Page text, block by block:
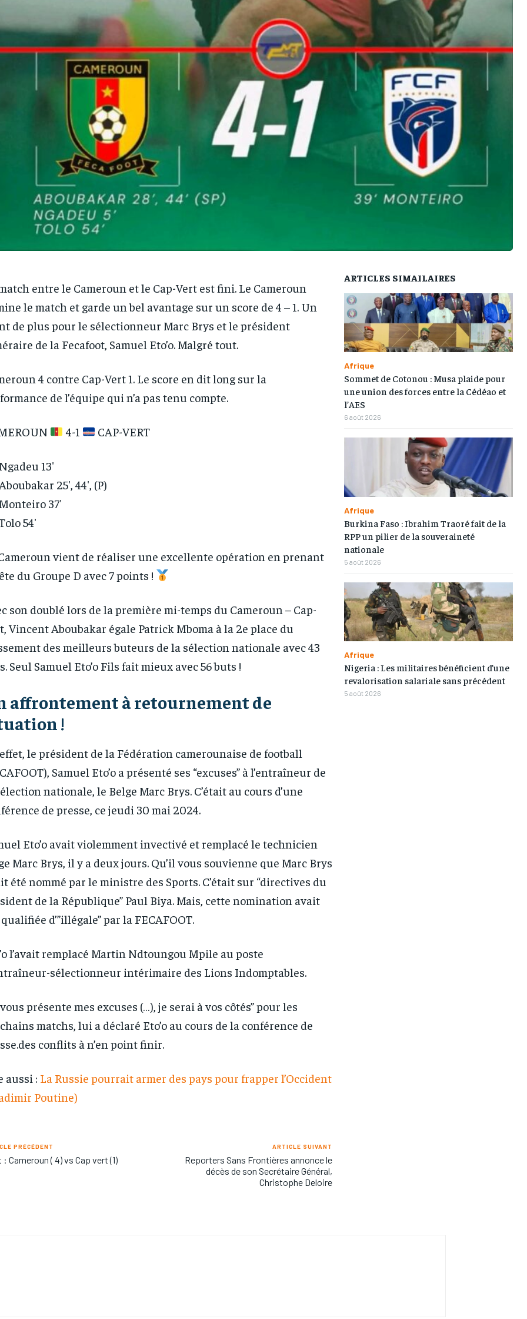
Pay now and you get access to exclusive
opt out of the monthly subscription.
Pay now and you get access to exclusive
opt out of the monthly subscription.
entre le Cameroun et le Cap-Vert est fini. Le Cameroun
le match et garde un bel avantage sur un score de 4 – 1. Un
de plus pour le sélectionneur Marc Brys et le président
de la Fecafoot, Samuel Eto’o. Malgré tout.
4 contre Cap-Vert 1. Le score en dit long sur la
de l’équipe qui n’a pas tenu compte.
4-1 CAP-VERT
Ngadeu 13′
Aboubakar 25′, 44′, (P)
Monteiro 37′
54′
vient de réaliser une excellente opération en prenant
du Groupe D avec 7 points !
son doublé lors de la première mi-temps du Cameroun – Cap-
Vincent Aboubakar égale Patrick Mboma à la 2e place du
des meilleurs buteurs de la sélection nationale avec 43
Seul Samuel Eto’o Fils fait mieux avec 56 buts !
affrontement à retournement de
!
le président de la Fédération camerounaise de football
Samuel Eto’o a présenté ses “excuses” à l’entraîneur de
nationale, le Belge Marc Brys. C’était au cours d’une
de presse, ce jeudi 30 mai 2024.
Eto’o avait violemment invectivé et remplacé le technicien
Marc Brys, il y a deux jours. Qu’il vous souvienne que Marc Brys
été nommé par le ministre des Sports. C’était sur “directives du
de la République” Paul Biya. Mais, cette nomination avait
d’”illégale” par la FECAFOOT.
l’avait remplacé Martin Ndtoungou Mpile au poste
sélectionneur intérimaire des Lions Indomptables.
vous présente mes excuses (…), je serai à vos côtés” pour les
matchs, lui a déclaré Eto’o au cours de la conférence de
conflits à n’en point finir.
aussi : La Russie pourrait armer des pays pour frapper l’Occident
Poutine)
PRÉCÉDENT
: Cameroun ( 4) vs Cap vert (1)
ARTICLE SUIVANT
Reporters Sans Frontières annonce le
décès de son Secrétaire Général,
Christophe Deloire
ARTICLES SIMAILAIRES
Afrique
Sommet de Cotonou : Musa plaide pour
une union des forces entre la Cédéao et
l’AES
6 août 2026
Afrique
Burkina Faso : Ibrahim Traoré fait de la
RPP un pilier de la souveraineté
nationale
5 août 2026
Afrique
Nigeria : Les militaires bénéficient d’une
revalorisation salariale sans précédent
5 août 2026